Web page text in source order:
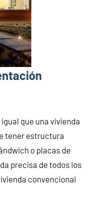
que una vivienda
tener estructura
o placas de
precisa de todos los
convencional